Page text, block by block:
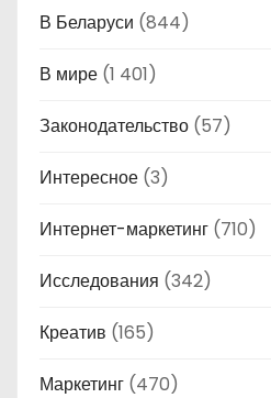
В Беларуси (844)
В мире (1 401)
Законодательство (57)
Интересное (3)
Интернет-маркетинг (710)
Исследования (342)
Креатив (165)
Маркетинг (470)